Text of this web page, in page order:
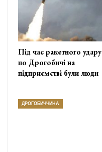
Під час ракетного удару
по Дрогобичі на
підприємстві були люди
ДРОГОБИЧЧИНА